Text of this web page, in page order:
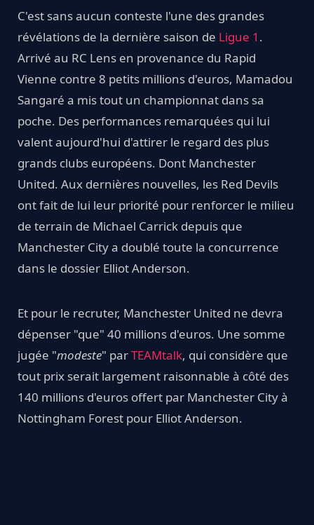
C'est sans aucun conteste l'une des grandes
révélations de la dernière saison de Ligue 1 .
Arrivé au RC Lens en provenance du Rapid
Vienne contre 8 petits millions d'euros, Mamadou
Sangaré a mis tout un championnat dans sa
poche. Des performances remarquées qui lui
valent aujourd'hui d'attirer le regard des plus
grands clubs européens. Dont Manchester
United. Aux dernières nouvelles, les Red Devils
ont fait de lui leur priorité pour renforcer le milieu
de terrain de Michael Carrick depuis que
Manchester City a doublé toute la concurrence
dans le dossier Elliot Anderson.
Et pour le recruter, Manchester United ne devra
dépenser "que" 40 millions d'euros. Une somme
jugée "modeste" parTEAMtalk, qui considère que
tout prix serait largement raisonnable à côté des
140 millions d'euros offert par Manchester City à
Nottingham Forest pour Elliot Anderson.